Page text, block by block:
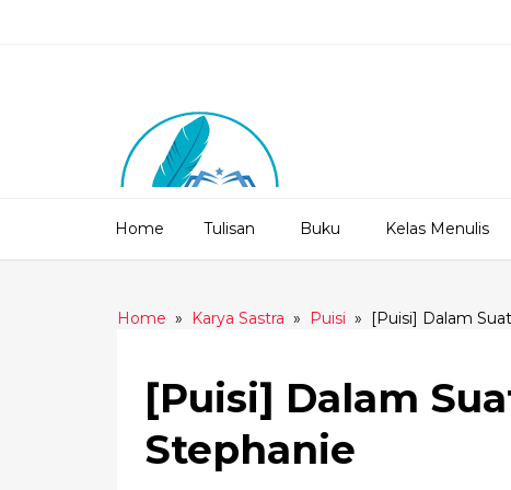
Home Tulisan Buku Kelas Menulis
Home » Karya Sastra » Puisi » [Puisi] Dalam
[Puisi] Dalam
Stephanie